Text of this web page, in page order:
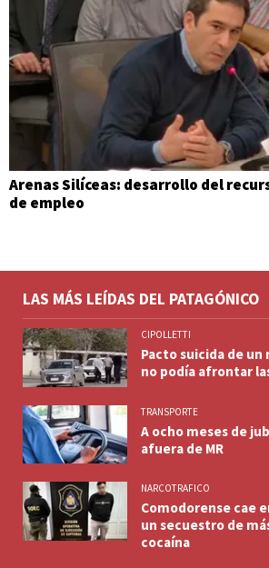
Arenas Silíceas: desarrollo del
de empleo
LAS MÁS LEÍDAS DEL PATAGÓNICO
CIPOLLETTI
Pacto suicida de
no podía afrontar
TRANSPORTE
A ocho meses de
afuera de MR
NARCOTRAFICO
Comodorense cae
un secuestro de
cocaína